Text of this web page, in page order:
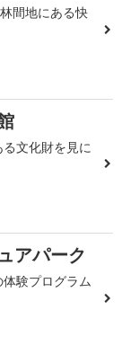
間地にある快
文化財を見に
アパーク
験プログラム